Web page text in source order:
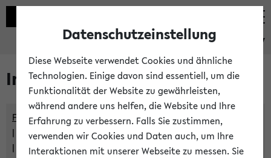
eKVV
Im eKVV verwaltete Räume
Freie Räume und Veranstaltungsüberschneidungen
Raumüberschneidungen
Hinweise der zentralen Raumvergabe
Datenschutzeinstellung
Diese Webseite verwendet Cookies und ähnliche
Technologien. Einige davon sind essentiell, um die
Funktionalität der Website zu gewährleisten,
während andere uns helfen, die Website und Ihre
Erfahrung zu verbessern. Falls Sie zustimmen,
verwenden wir Cookies und Daten auch, um Ihre
Interaktionen mit unserer Webseite zu messen. Sie